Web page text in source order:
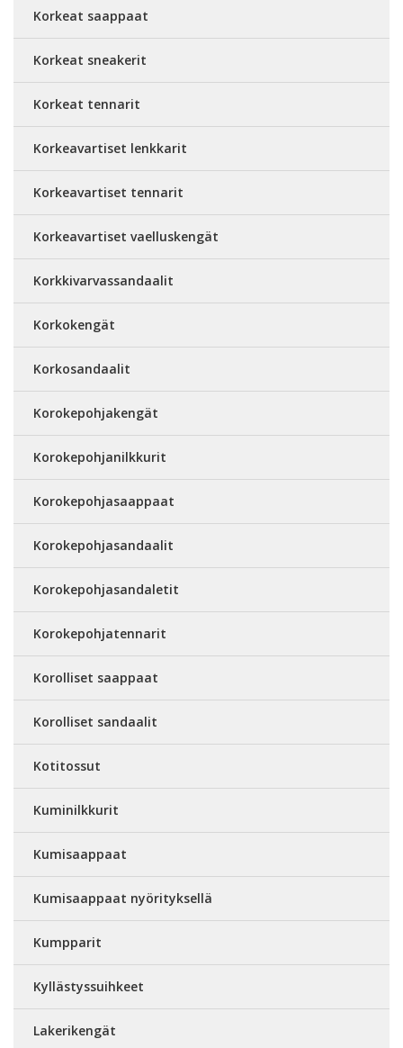
Korkeat saappaat
Korkeat sneakerit
Korkeat tennarit
Korkeavartiset lenkkarit
Korkeavartiset tennarit
Korkeavartiset vaelluskengät
Korkkivarvassandaalit
Korkokengät
Korkosandaalit
Korokepohjakengät
Korokepohjanilkkurit
Korokepohjasaappaat
Korokepohjasandaalit
Korokepohjasandaletit
Korokepohjatennarit
Korolliset saappaat
Korolliset sandaalit
Kotitossut
Kuminilkkurit
Kumisaappaat
Kumisaappaat nyörityksellä
Kumpparit
Kyllästyssuihkeet
Lakerikengät